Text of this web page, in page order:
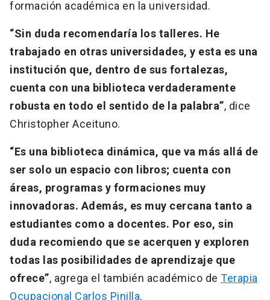
formación académica en la universidad.
“Sin duda recomendaría los talleres. He
trabajado en otras universidades, y esta es una
institución que, dentro de sus fortalezas,
cuenta con una biblioteca verdaderamente
robusta en todo el sentido de la palabra”, dice
Christopher Aceituno.
“Es una biblioteca dinámica, que va más allá de
ser solo un espacio con libros; cuenta con
áreas, programas y formaciones muy
innovadoras. Además, es muy cercana tanto a
estudiantes como a docentes. Por eso, sin
duda recomiendo que se acerquen y exploren
todas las posibilidades de aprendizaje que
ofrece”, agrega el también académico de Terapia
Ocupacional Carlos Pinilla.